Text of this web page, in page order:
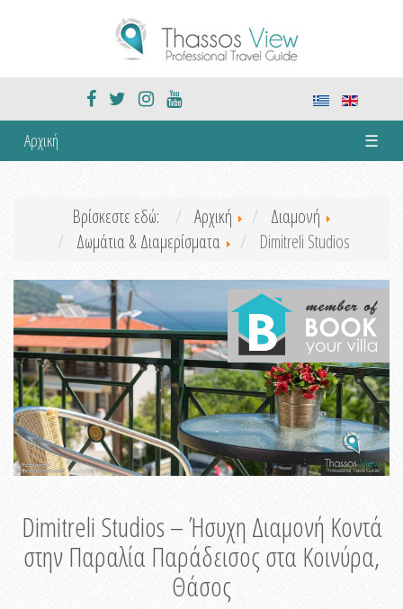
Αρχική ☰
Βρίσκεστε εδώ: Αρχική
Διαμονή
Δωμάτια & Διαμερίσματα
Dimitreli Studios
Dimitreli Studios – Ήσυχη Διαμονή Κοντά
στην Παραλία Παράδεισος στα Κοινύρα,
Θάσος